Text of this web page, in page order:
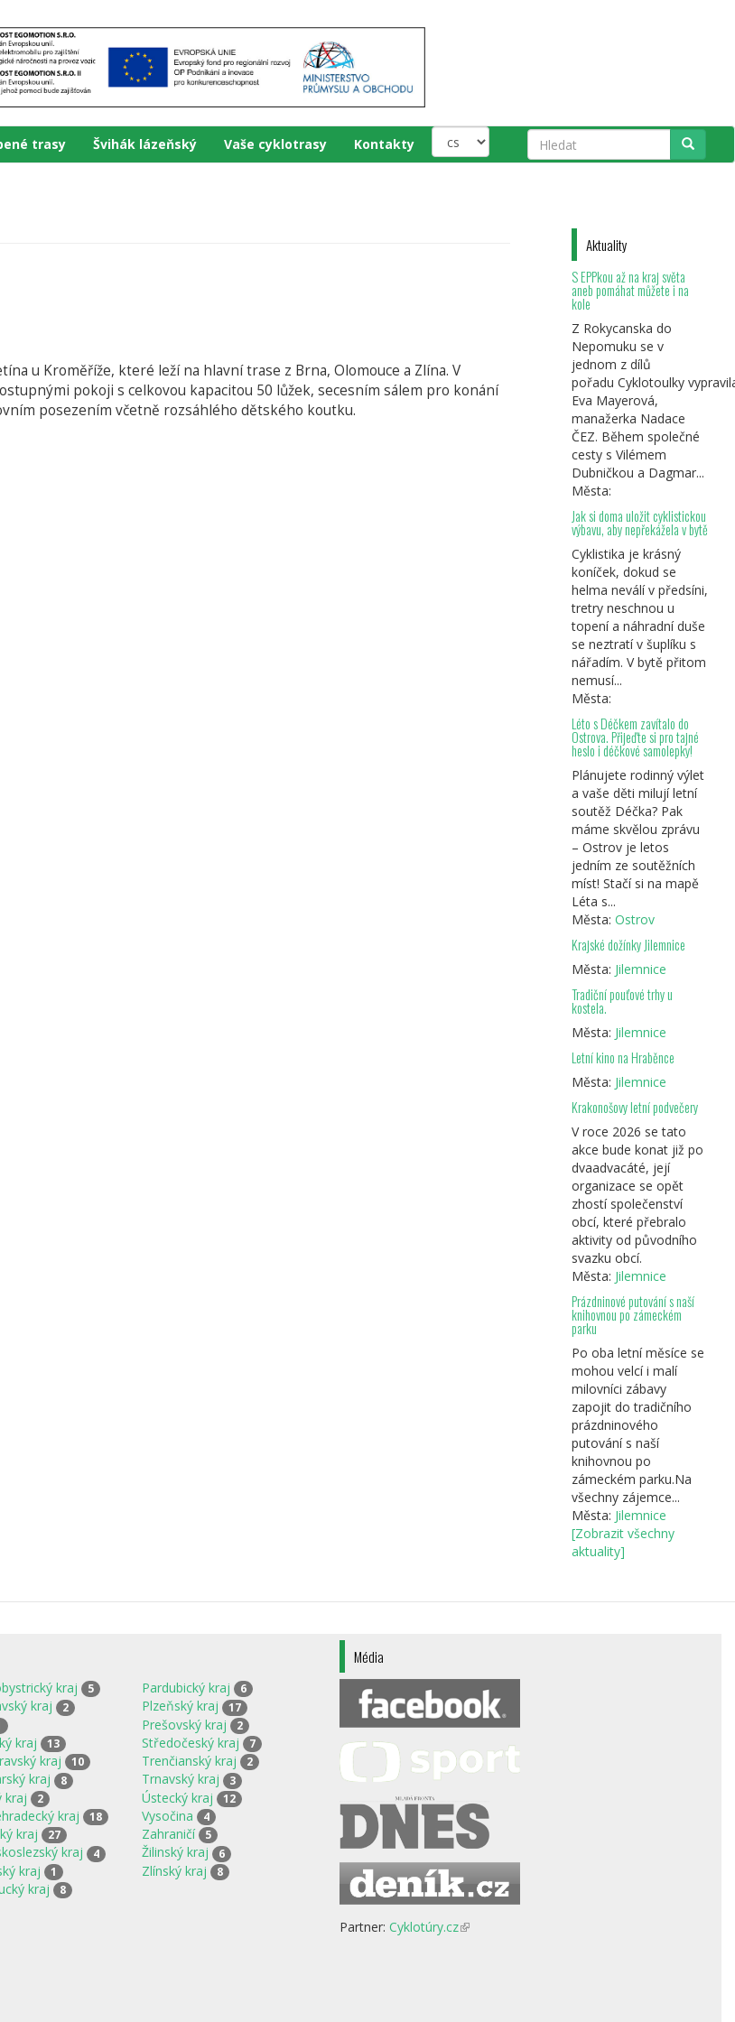
trasy Švihák lázeňský Vaše cyklotrasy
Kontakty
Hledat
u Kroměříže, které leží na hlavní trase z Brna, Olomouce a Zlína. V
pokoji s celkovou kapacitou 50 lůžek, secesním sálem pro konání
posezením včetně rozsáhlého dětského koutku.
Aktuality
S EPPkou až na kraj světa
aneb pomáhat můžete i na
kole
Z Rokycanska do
Nepomuku se v
jednom z dílů
pořadu Cyklotoulky
Eva Mayerová,
manažerka Nadace
ČEZ. Během společné
cesty s Vilémem
Dubničkou a Dagmar...
Města:
Jak si doma uložit cyklistickou
výbavu, aby nepřekážela v bytě
Cyklistika je krásný
koníček, dokud se
helma neválí v předsíni,
tretry neschnou u
topení a náhradní duše
se neztratí v šuplíku s
nářadím. V bytě přitom
nemusí...
Města:
Léto s Déčkem zavítalo do
Ostrova. Přijeďte si pro tajné
heslo i déčkové samolepky!
Plánujete rodinný výlet
a vaše děti milují letní
soutěž Déčka? Pak
máme skvělou zprávu
– Ostrov je letos
jedním ze soutěžních
míst! Stačí si na mapě
Léta s...
Města: Ostrov
Krajské dožínky Jilemnice
Města: Jilemnice
Tradiční pouťové trhy u
kostela.
Města: Jilemnice
Letní kino na Hraběnce
Města: Jilemnice
Krakonošovy letní podvečery
V roce 2026 se tato
akce bude konat již po
dvaadvacáté, její
organizace se opět
zhostí společenství
obcí, které přebralo
aktivity od původního
svazku obcí.
Města: Jilemnice
Prázdninové putování s naší
knihovnou po zámeckém
parku
Po oba letní měsíce se
mohou velcí i malí
milovníci zábavy
zapojit do tradičního
prázdninového
putování s naší
knihovnou po
zámeckém parku.Na
všechny zájemce...
Města: Jilemnice
[Zobrazit všechny
aktuality]
kraj 5
kraj 2
kraj 13
kraj 10
kraj 8
kraj 2
kraj 18
kraj 27
kraj 4
kraj 1
kraj 8
Pardubický kraj 6
Plzeňský kraj 17
Prešovský kraj 2
Středočeský kraj 7
Trenčianský kraj 2
Trnavský kraj 3
Ústecký kraj 12
Vysočina 4
Zahraničí 5
Žilinský kraj 6
Zlínský kraj 8
Média
Partner: Cyklotúry.cz(odkaz